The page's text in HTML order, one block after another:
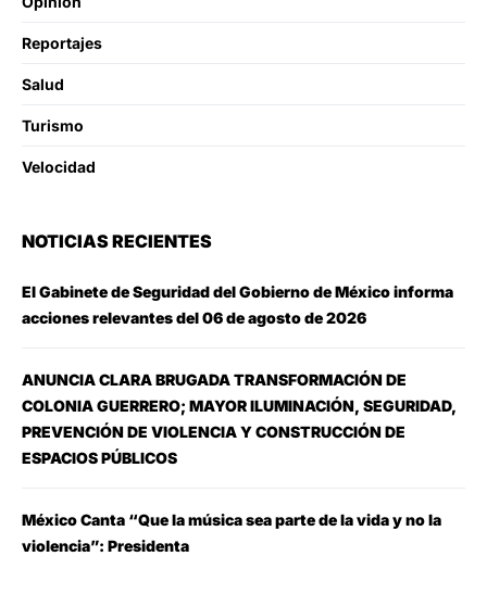
Reportajes
Salud
Turismo
Velocidad
NOTICIAS RECIENTES
El Gabinete de Seguridad del Gobierno de México informa
acciones relevantes del 06 de agosto de 2026
ANUNCIA CLARA BRUGADA TRANSFORMACIÓN DE
COLONIA GUERRERO; MAYOR ILUMINACIÓN, SEGURIDAD,
PREVENCIÓN DE VIOLENCIA Y CONSTRUCCIÓN DE
ESPACIOS PÚBLICOS
México Canta “Que la música sea parte de la vida y no la
violencia”: Presidenta